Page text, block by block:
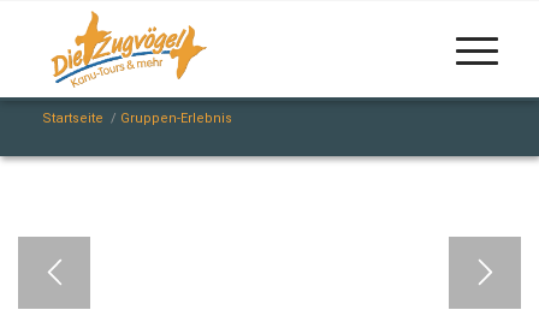
Startseite / Gruppen-Erlebnis